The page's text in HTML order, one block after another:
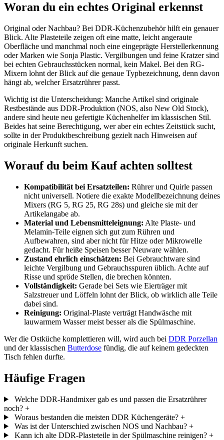
Woran du ein echtes Original erkennst
Original oder Nachbau? Bei DDR-Küchenzubehör hilft ein genauer
Blick. Alte Plasteteile zeigen oft eine matte, leicht angeraute
Oberfläche und manchmal noch eine eingeprägte Herstellerkennung
oder Marken wie Sonja Plastic. Vergilbungen und feine Kratzer sind
bei echten Gebrauchsstücken normal, kein Makel. Bei den RG-
Mixern lohnt der Blick auf die genaue Typbezeichnung, denn davon
hängt ab, welcher Ersatzrührer passt.
Wichtig ist die Unterscheidung: Manche Artikel sind originale
Restbestände aus DDR-Produktion (NOS, also New Old Stock),
andere sind heute neu gefertigte Küchenhelfer im klassischen Stil.
Beides hat seine Berechtigung, wer aber ein echtes Zeitstück sucht,
sollte in der Produktbeschreibung gezielt nach Hinweisen auf
originale Herkunft suchen.
Worauf du beim Kauf achten solltest
Kompatibilität bei Ersatzteilen: Rührer und Quirle passen
nicht universell. Notiere die exakte Modellbezeichnung deines
Mixers (RG 5, RG 25, RG 28s) und gleiche sie mit der
Artikelangabe ab.
Material und Lebensmitteleignung: Alte Plaste- und
Melamin-Teile eignen sich gut zum Rühren und
Aufbewahren, sind aber nicht für Hitze oder Mikrowelle
gedacht. Für heiße Speisen besser Neuware wählen.
Zustand ehrlich einschätzen: Bei Gebrauchtware sind
leichte Vergilbung und Gebrauchsspuren üblich. Achte auf
Risse und spröde Stellen, die brechen könnten.
Vollständigkeit: Gerade bei Sets wie Eierträger mit
Salzstreuer und Löffeln lohnt der Blick, ob wirklich alle Teile
dabei sind.
Reinigung: Original-Plaste verträgt Handwäsche mit
lauwarmem Wasser meist besser als die Spülmaschine.
Wer die Ostküche komplettieren will, wird auch bei DDR Porzellan
und der klassischen Butterdose fündig, die auf keinem gedeckten
Tisch fehlen durfte.
Häufige Fragen
Welche DDR-Handmixer gab es und passen die Ersatzrührer
noch? +
Woraus bestanden die meisten DDR Küchengeräte? +
Was ist der Unterschied zwischen NOS und Nachbau? +
Kann ich alte DDR-Plasteteile in der Spülmaschine reinigen? +